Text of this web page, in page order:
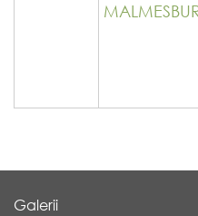
Galerii